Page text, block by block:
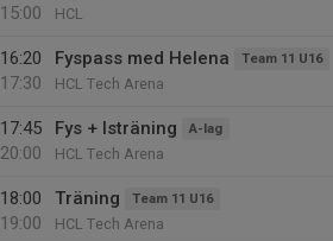
15:00
HCL
16:20
17:30
Fyspass med Helena Team 11 U16
HCL Tech Arena
17:45
20:00
Fys + Isträning A-lag
HCL Tech Arena
18:00
19:00
Träning Team 11 U16
HCL Tech Arena